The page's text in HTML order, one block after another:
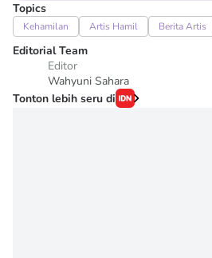
Topics
Kehamilan Artis Hamil Berita Artis
Editorial Team
Editor
Wahyuni Sahara
Tonton lebih seru di